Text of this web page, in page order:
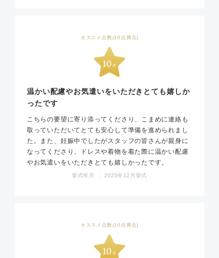
オススメ点数(10点満点)
温かい配慮やお気遣いをいただきとても嬉しか
ったです
こちらの要望に寄り添ってくださり、こまめに連絡も
取っていただいてとても安心して準備を進められまし
た。また、妊娠中でしたがスタッフの皆さんが親身に
なってくださり、ドレスや着物を着た際に温かい配慮
やお気遣いをいただきとても嬉しかったです。
挙式年月 ： 2025年12月挙式
オススメ点数(10点満点)